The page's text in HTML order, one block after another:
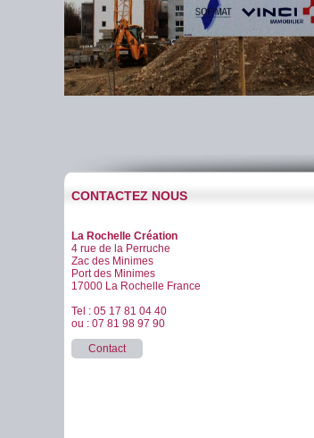
CONTACTEZ NOUS
La Rochelle Création
4 rue de la Perruche
Zac des Minimes
Port des Minimes
17000 La Rochelle France
Tel : 05 17 81 04 40
ou : 07 81 98 97 90
Contact